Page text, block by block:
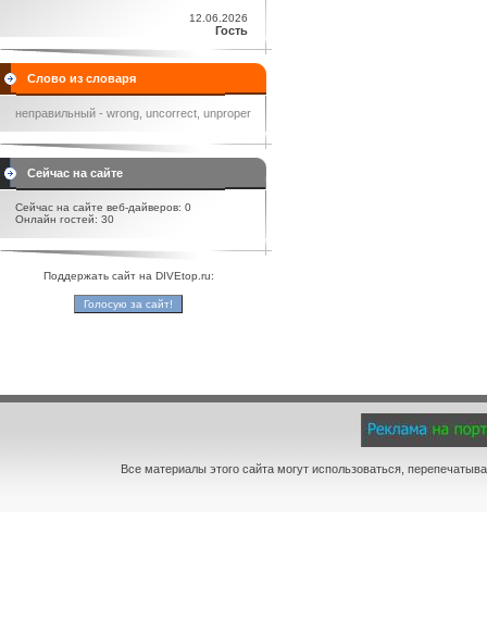
12.06.2026
Гость
Слово из словаря
неправильный - wrong, uncorrect, unproper
Сейчас на сайте
Сейчас на сайте веб-дайверов: 0
Онлайн гостей: 30
Поддержать сайт на DIVEtop.ru:
Все материалы этого сайта могут использоваться,